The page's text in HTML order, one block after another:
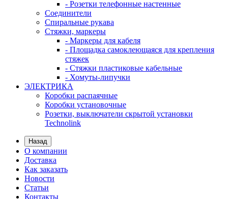
- Розетки телефонные настенные
Соединители
Спиральные рукава
Стяжки, маркеры
- Маркеры для кабеля
- Площадка самоклеющаяся для крепления
стяжек
- Стяжки пластиковые кабельные
- Хомуты-липучки
ЭЛЕКТРИКА
Коробки распаячные
Коробки установочные
Розетки, выключатели скрытой установки
Technolink
Назад
О компании
Доставка
Как заказать
Новости
Статьи
Контакты